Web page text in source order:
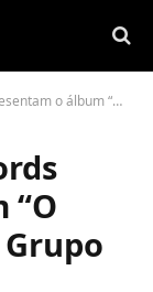
Avenida” do Grupo de Acesso II
“O